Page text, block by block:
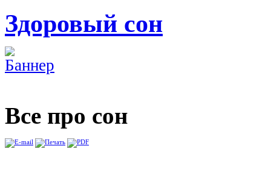
Здоровый сон
Все про сон